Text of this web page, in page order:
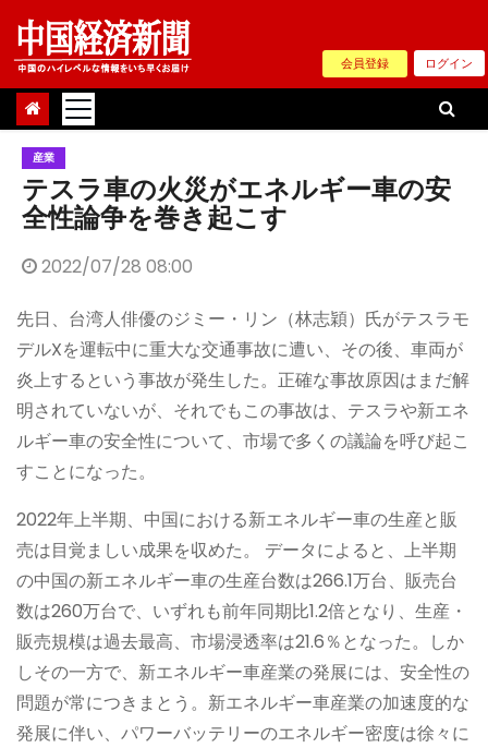
Skip
content
会員登録 ログイン
産業
テスラ車の火災がエネルギー車の安
全性論争を巻き起こす
2022/07/28 08:00
先日、台湾人俳優のジミー・リン（林志穎）氏がテスラモ
デルXを運転中に重大な交通事故に遭い、その後、車両が
炎上するという事故が発生した。正確な事故原因はまだ解
明されていないが、それでもこの事故は、テスラや新エネ
ルギー車の安全性について、市場で多くの議論を呼び起こ
すことになった。
2022年上半期、中国における新エネルギー車の生産と販
売は目覚ましい成果を収めた。 データによると、上半期
の中国の新エネルギー車の生産台数は266.1万台、販売台
数は260万台で、いずれも前年同期比1.2倍となり、生産・
販売規模は過去最高、市場浸透率は21.6％となった。しか
しその一方で、新エネルギー車産業の発展には、安全性の
問題が常につきまとう。新エネルギー車産業の加速度的な
発展に伴い、パワーバッテリーのエネルギー密度は徐々に